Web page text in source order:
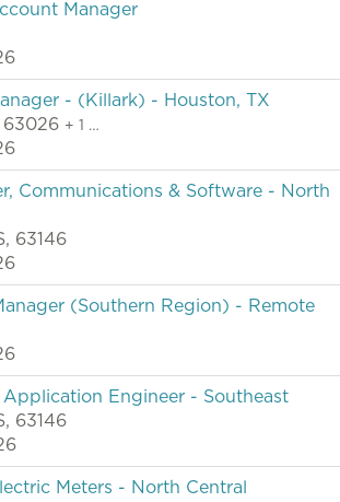
Manager
- (Killark) - Houston, TX
63026 + 1 …
Communications & Software - North
63146
(Southern Region) - Remote
Application Engineer - Southeast
63146
Meters - North Central